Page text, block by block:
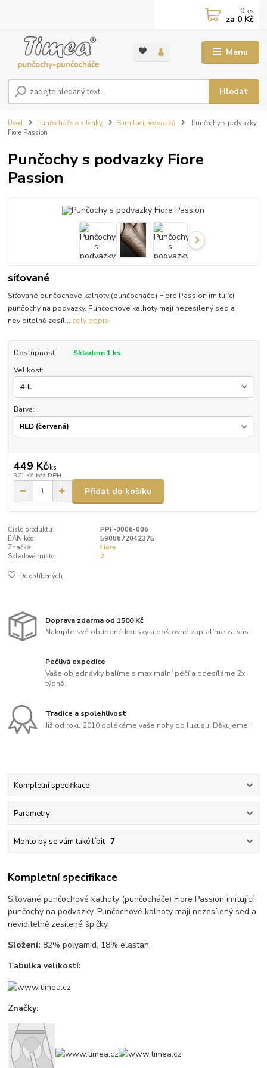
Menu
Hledat
0 ks
za 0 Kč
Úvod Punčocháče a silonky S imitací podvazků
Punčochy s podvazky
Fiore Passion
Punčochy s podvazky Fiore
Passion
síťované
Síťované punčochové kalhoty (punčocháče) Fiore Passion imitující
punčochy na podvazky. Punčochové kalhoty mají nezesílený sed a
neviditelně zesíl... celý popis
Dostupnost
Skladem 1 ks
Velikost:
Barva:
449 Kč/ks
371 Kč bez DPH
Přidat do košíku
Číslo produktu:
PPF-0006-006
EAN kód:
5900672042375
Značka:
Fiore
Skladové místo:
2
Do oblíbených
Doprava zdarma od 1500 Kč
Nakupte své oblíbené kousky a poštovné zaplatíme za vás.
Pečlivá expedice
Vaše objednávky balíme s maximální péčí a odesíláme 2x
týdně.
Tradice a spolehlivost
Již od roku 2010 oblékáme vaše nohy do luxusu. Děkujeme!
Kompletní specifikace
Parametry
Mohlo by se vám také líbit 7
Kompletní specifikace
Síťované punčochové kalhoty (punčocháče) Fiore Passion imitující
punčochy na podvazky. Punčochové kalhoty mají nezesílený sed a
neviditelně zesílené špičky.
Složení: 82% polyamid, 18% elastan
Tabulka velikostí:
Značky: